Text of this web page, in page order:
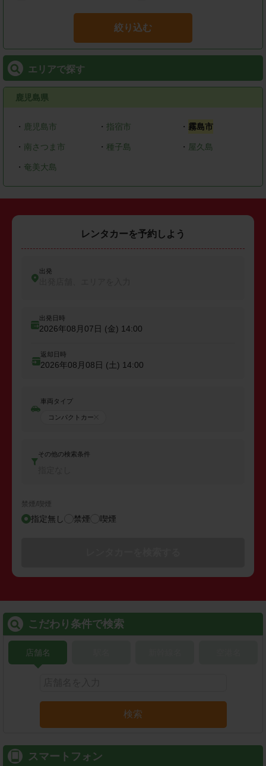
絞り込む
エリアで探す
鹿児島県
・ 鹿児島市 ・ 指宿市 ・ 霧島市
・ 南さつま市 ・ 種子島 ・ 屋久島
・ 奄美大島
レンタカーを予約しよう
出発
出発日時
2026年08月07日 (金) 14:00
返却日時
2026年08月08日 (土) 14:00
車両タイプ
コンパクトカー
その他の検索条件
禁煙/喫煙
指定無し 禁煙 喫煙
こだわり条件で検索
店舗名
検索
スマートフォン